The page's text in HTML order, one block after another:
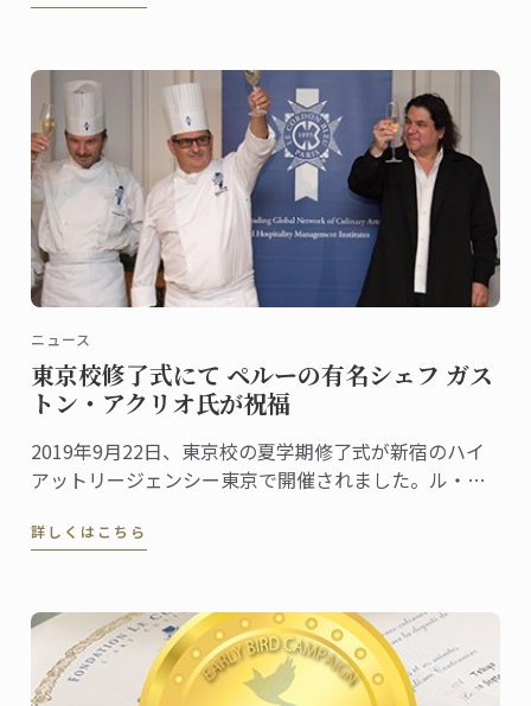
ニュース
東京校修了式にて ペルーの有名シェフ ガス
トン・アクリオ氏が祝福
2019年9月22日、東京校の夏学期修了式が新宿のハイ
アットリージェンシー東京で開催されました。ル・コ
フのガストン・アクリオ氏からいただいたお祝いのス
詳しくはこちら